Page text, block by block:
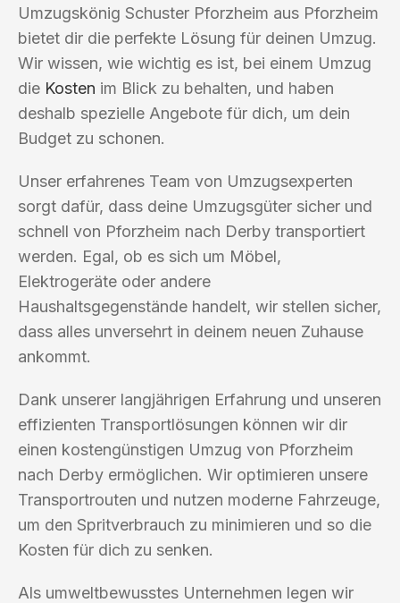
Umzugskönig Schuster Pforzheim aus Pforzheim
bietet dir die perfekte Lösung für deinen Umzug.
Wir wissen, wie wichtig es ist, bei einem Umzug
die Kosten im Blick zu behalten, und haben
deshalb spezielle Angebote für dich, um dein
Budget zu schonen.
Unser erfahrenes Team von Umzugsexperten
sorgt dafür, dass deine Umzugsgüter sicher und
schnell von Pforzheim nach Derby transportiert
werden. Egal, ob es sich um Möbel,
Elektrogeräte oder andere
Haushaltsgegenstände handelt, wir stellen sicher,
dass alles unversehrt in deinem neuen Zuhause
ankommt.
Dank unserer langjährigen Erfahrung und unseren
effizienten Transportlösungen können wir dir
einen kostengünstigen Umzug von Pforzheim
nach Derby ermöglichen. Wir optimieren unsere
Transportrouten und nutzen moderne Fahrzeuge,
um den Spritverbrauch zu minimieren und so die
Kosten für dich zu senken.
Als umweltbewusstes Unternehmen legen wir